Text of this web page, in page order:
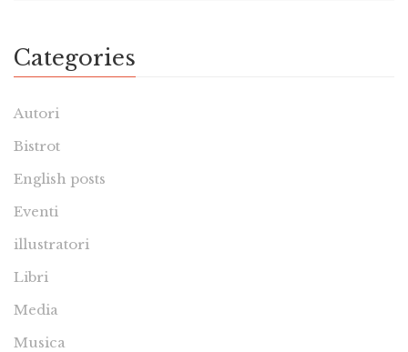
Categories
Autori
Bistrot
English posts
Eventi
illustratori
Libri
Media
Musica